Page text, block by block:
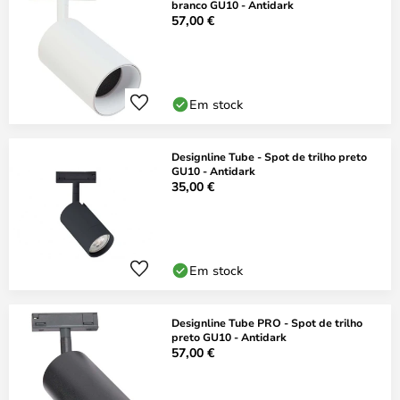
branco GU10 - Antidark
57,00 €
Em stock
Designline Tube - Spot de trilho preto
GU10 - Antidark
35,00 €
Em stock
Designline Tube PRO - Spot de trilho
preto GU10 - Antidark
57,00 €